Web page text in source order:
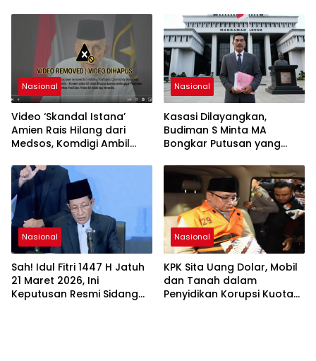
Nasional
Video ‘Skandal Istana’
Amien Rais Hilang dari
Medsos, Komdigi Ambil
Nasional
Kasasi Dilayangkan,
Budiman S Minta MA
Bongkar Putusan yang
Nasional
Sah! Idul Fitri 1447 H Jatuh
21 Maret 2026, Ini
Keputusan Resmi Sidang
Nasional
KPK Sita Uang Dolar, Mobil
dan Tanah dalam
Penyidikan Korupsi Kuota